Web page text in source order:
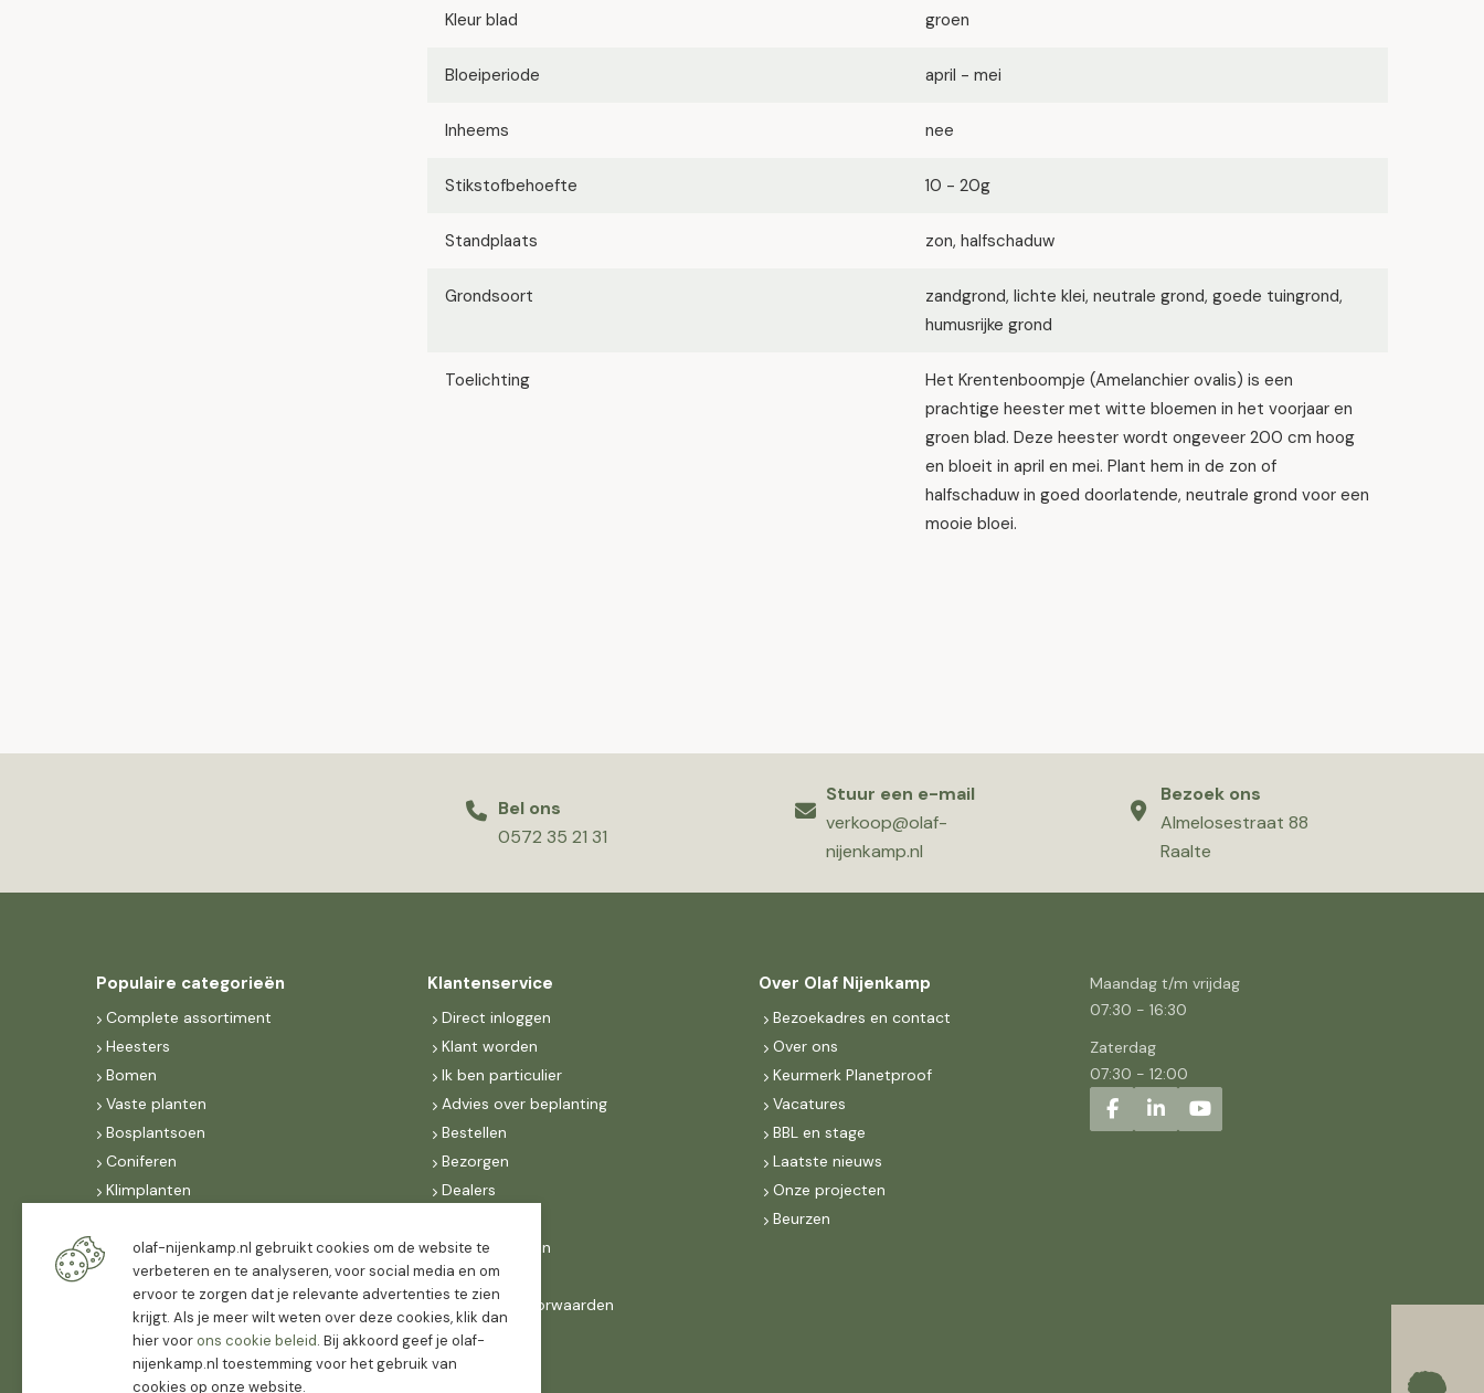
Kleur blad groen
Bloeiperiode april - mei
Inheems nee
Stikstofbehoefte 10 - 20g
Standplaats zon, halfschaduw
Grondsoort
zandgrond, lichte klei, neutrale grond, goede tuingrond,
humusrijke grond
Toelichting
Het Krentenboompje (Amelanchier ovalis) is een
prachtige heester met witte bloemen in het voorjaar en
groen blad. Deze heester wordt ongeveer 200 cm hoog
en bloeit in april en mei. Plant hem in de zon of
halfschaduw in goed doorlatende, neutrale grond voor een
mooie bloei.
Bel ons
0572 35 21 31
Stuur een e-mail
verkoop@olaf-
nijenkamp.nl
Bezoek ons
Almelosestraat 88
Raalte
Populaire categorieën
Complete assortiment
Heesters
Bomen
Vaste planten
Bosplantsoen
Coniferen
Klimplanten
Dak, lei- & vormbomen
Dealers
Klantenservice
Direct inloggen
Klant worden
Ik ben particulier
Advies over beplanting
Bestellen
Bezorgen
Dealers
IncoNed Groen
FAQ
Algemene voorwaarden
Over Olaf Nijenkamp
Bezoekadres en contact
Over ons
Keurmerk Planetproof
Vacatures
BBL en stage
Laatste nieuws
Onze projecten
Beurzen
Maandag t/m vrijdag
07:30 - 16:30
Zaterdag
07:30 - 12:00
olaf-nijenkamp.nl gebruikt cookies om de website te
verbeteren en te analyseren, voor social media en om
ervoor te zorgen dat je relevante advertenties te zien
krijgt. Als je meer wilt weten over deze cookies, klik dan
hier voorons cookie beleid. Bij akkoord geef je olaf-
nijenkamp.nl toestemming voor het gebruik van
cookies op onze website.